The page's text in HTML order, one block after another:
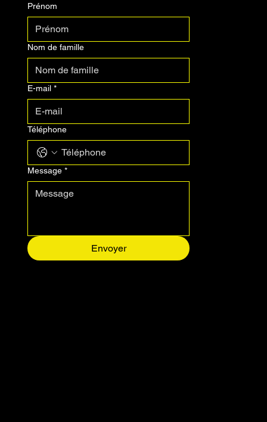
Prénom
Nom de famille
E-mail *
Téléphone
Message *
Envoyer